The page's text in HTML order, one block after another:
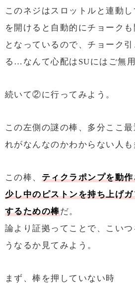
このネジはスロットルと連動
を開けると自動的にチョーク
となっているので、チョーク
る…なんて心配はSUにはご無用
続いて②に行ってみよう。
この左側の謎の棒、多分ここ
れがなんなのかわからない人も
この棒、 ティクラポンプを動
少し中のピストンを持ち上げ
するための棒だ。
論より証拠ってことで、こい
うなるか見てみよう。
まず、棒を押していない時